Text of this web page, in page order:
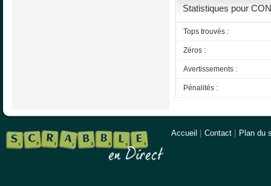
Statistiques pour
Tops trouvés :
Zéros :
Avertissements :
Pénalités :
Accueil Contact Plan du